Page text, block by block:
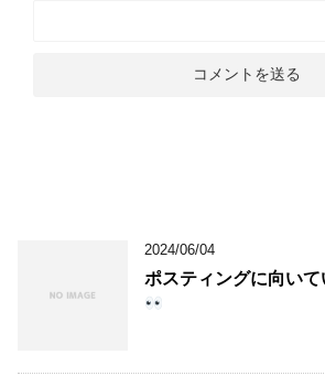
2024/06/04
ポスティングに向い